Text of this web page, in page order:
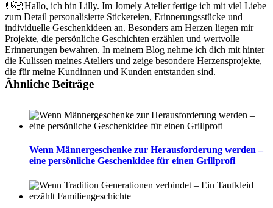
👋🏻Hallo, ich bin Lilly. Im Jomely Atelier fertige ich mit viel Liebe
zum Detail personalisierte Stickereien, Erinnerungsstücke und
individuelle Geschenkideen an. Besonders am Herzen liegen mir
Projekte, die persönliche Geschichten erzählen und wertvolle
Erinnerungen bewahren. In meinem Blog nehme ich dich mit hinter
die Kulissen meines Ateliers und zeige besondere Herzensprojekte,
die für meine Kundinnen und Kunden entstanden sind.
Ähnliche Beiträge
Wenn Männergeschenke zur Herausforderung werden –
eine persönliche Geschenkidee für einen Grillprofi